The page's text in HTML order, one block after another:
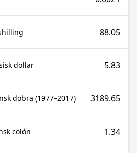
88.05
dollar 5.83
dobra (1977–2017) 3189.65
colón 1.34